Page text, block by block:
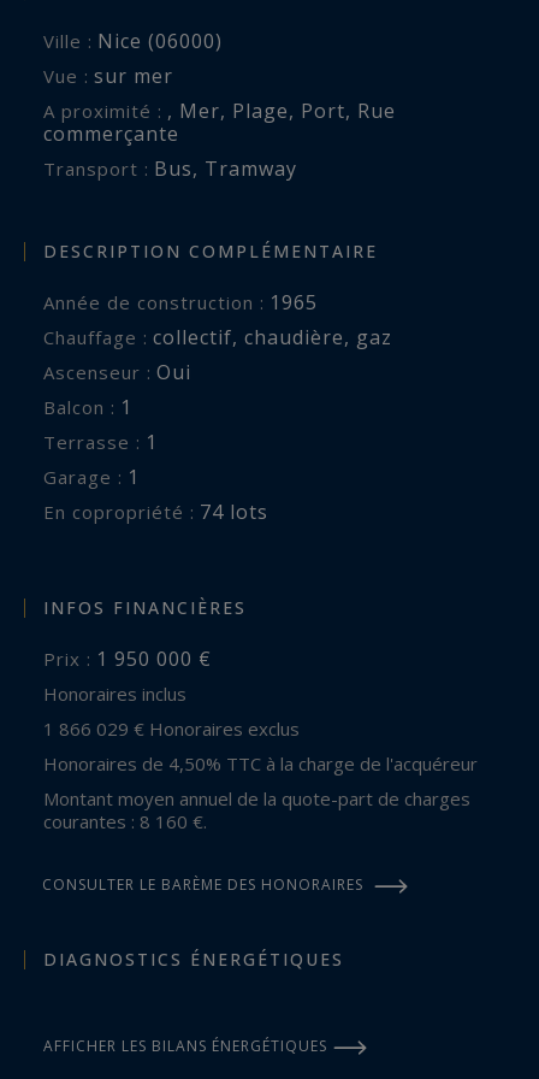
Ville : Nice (06000)
Vue : sur mer
A proximité : , Mer, Plage, Port, Rue
commerçante
Transport : Bus, Tramway
DESCRIPTION COMPLÉMENTAIRE
Année de construction : 1965
Chauffage : collectif, chaudière, gaz
Ascenseur : Oui
balcon : 1
terrasse : 1
garage : 1
En copropriété : 74 lots
INFOS FINANCIÈRES
Prix : 1 950 000 €
Honoraires inclus
1 866 029 € Honoraires exclus
Honoraires de 4,50% TTC à la charge de l'acquéreur
Montant moyen annuel de la quote-part de charges
courantes : 8 160 €.
CONSULTER LE BARÈME DES HONORAIRES
DIAGNOSTICS ÉNERGÉTIQUES
AFFICHER LES BILANS ÉNERGÉTIQUES